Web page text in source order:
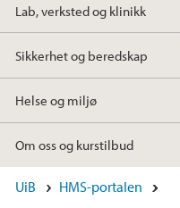
Lab, verksted og klinikk
Sikkerhet og beredskap
Helse og miljø
Om oss og kurstilbud
UiB HMS-portalen